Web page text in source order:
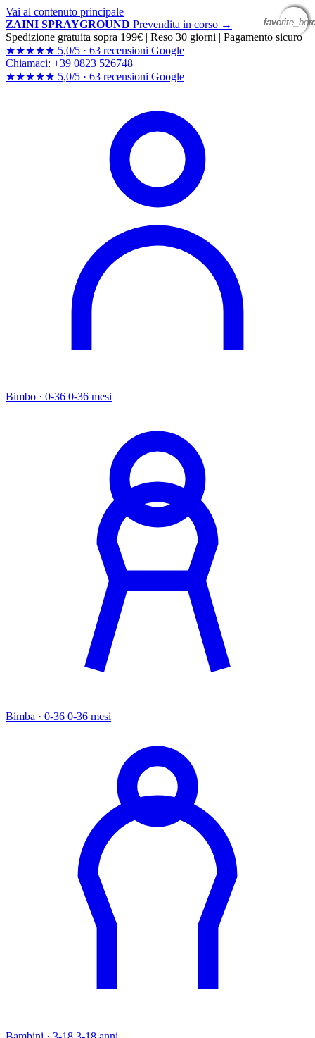
Vai al contenuto principale
ZAINI SPRAYGROUND Prevendita in corso →
Spedizione gratuita sopra 199€ | Reso 30 giorni | Pagamento sicuro
★★★★★ 5,0/5 · 63 recensioni Google
Chiamaci: +39 0823 526748
★★★★★ 5,0/5 · 63 recensioni Google
Bimbo · 0-36 0-36 mesi
Bimba · 0-36 0-36 mesi